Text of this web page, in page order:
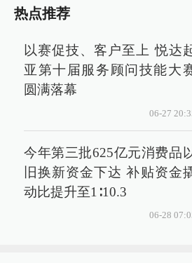
热点推荐
以赛促技、客户至上 悦达
亚第十届服务顾问技能大
圆满落幕
06-27
今年第三批625亿元消费品
旧换新资金下达 补贴资金
动比提升至1∶10.3
06-28